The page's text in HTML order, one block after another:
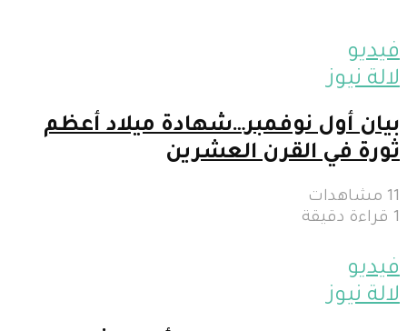
فيديو
لالة نيوز
بيان أول نوفمبر…شهادة ميلاد أعظم
ثورة في القرن العشرين
11 مشاهدات
1 قراءة دقيقة
فيديو
لالة نيوز